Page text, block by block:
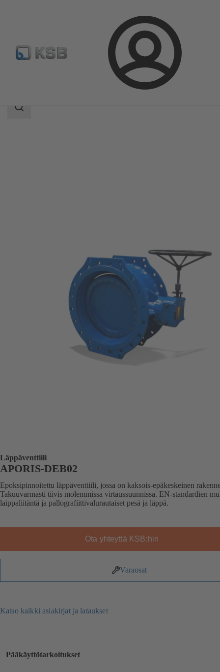
Kirjaudu
APORIS-DEB02
Haun
Läppäventtiili
APORIS-DEB02
Epoksipinnoitettu läppäventtiili, jossa on kaksois-epäkeskeinen
Takuuvarmasti tiivis molemmissa virtaussuunnissa. EN-standardien
laippaliitäntä ja pallografiittivalurautaiset pesä ja läppä.
Ota yhteyttä KSB:hin
Varaosat
Katso kaikki asiakirjat ja lataukset
Pääkäyttötarkoitukset